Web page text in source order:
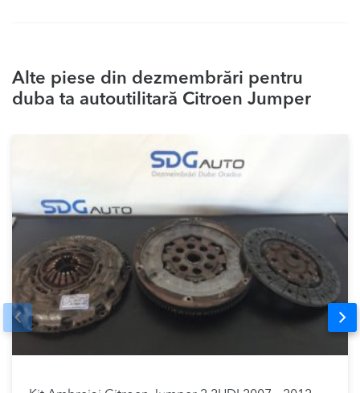
Alte piese din dezmembrări pentru
duba ta autoutilitară Citroen Jumper
Prev